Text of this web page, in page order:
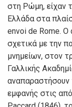
στη Ρώμη, είχαν
Ελλάδα στα
envoi de Rome. Ο
σχετικά με την
μνημείων, στον
Γαλλικής
αναπαραστήσουν
εμφανής στις